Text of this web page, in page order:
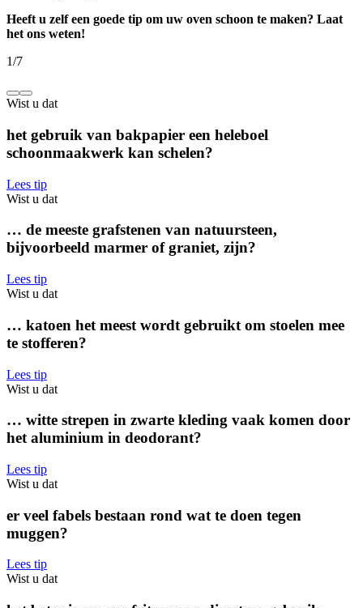
Heeft u zelf een goede tip om uw oven schoon te maken? Laat
het ons weten!
1/7
Wist u dat
het gebruik van bakpapier een heleboel
schoonmaakwerk kan schelen?
Lees tip
Wist u dat
… de meeste grafstenen van natuursteen,
bijvoorbeeld marmer of graniet, zijn?
Lees tip
Wist u dat
… katoen het meest wordt gebruikt om stoelen mee
te stofferen?
Lees tip
Wist u dat
… witte strepen in zwarte kleding vaak komen door
het aluminium in deodorant?
Lees tip
Wist u dat
er veel fabels bestaan rond wat te doen tegen
muggen?
Lees tip
Wist u dat